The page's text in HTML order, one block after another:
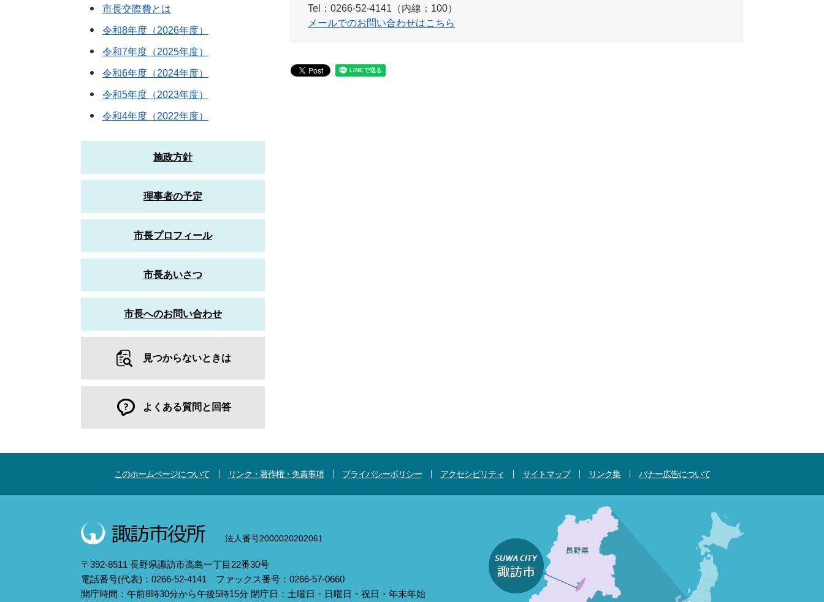
Tel：0266-52-4141（内線：100）
メールでのお問い合わせはこちら
市長交際費とは
令和8年度（2026年度）
令和7年度（2025年度）
令和6年度（2024年度）
令和5年度（2023年度）
令和4年度（2022年度）
施政方針
理事者の予定
市長プロフィール
市長あいさつ
市長へのお問い合わせ
見つからないときは
よくある質問と回答
このホームページについて リンク・著作権・免責事項 プライバシーポリシー アクセシビリティ サイトマップ リンク集 バナー広告について
法人番号2000020202061
〒392-8511 長野県諏訪市高島一丁目22番30号
電話番号(代表)：0266-52-4141 ファックス番号：0266-57-0660
開庁時間：午前8時30分から午後5時15分 閉庁日：土曜日・日曜日・祝日・年末年始